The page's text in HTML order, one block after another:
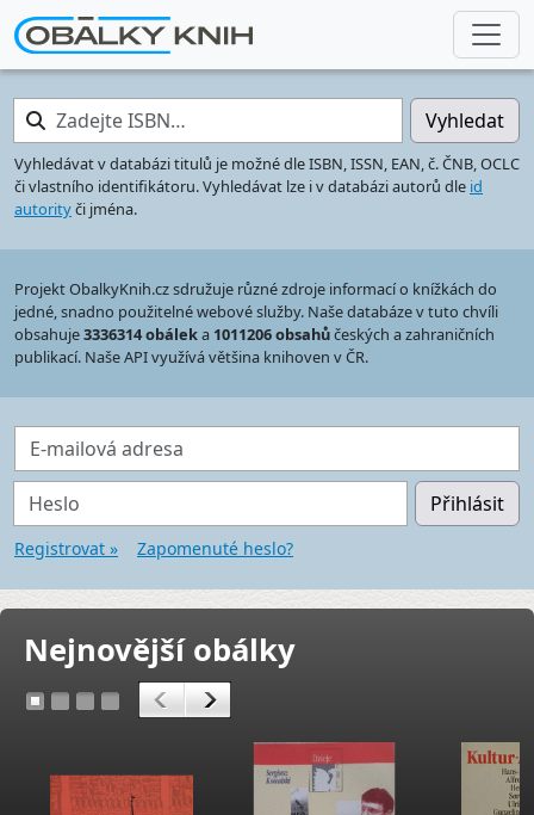
Zadejte ISBN… Vyhledat
Vyhledávat v databázi titulů je možné dle ISBN, ISSN, EAN, č. ČNB, OCLC
či vlastního identifikátoru. Vyhledávat lze i v databázi autorů dle id
autorityči jména.
Projekt ObalkyKnih.cz sdružuje různé zdroje informací o knížkách do
jedné, snadno použitelné webové služby. Naše databáze v tuto chvíli
obsahuje3336314 obáleka 1011206 obsahůčeských a zahraničních
publikací. Naše API využívá většina knihoven v ČR.
E-mailová adresa
Heslo Přihlásit
Registrovat » Zapomenuté heslo?
Nejnovější obálky
1 2 3 4 < >